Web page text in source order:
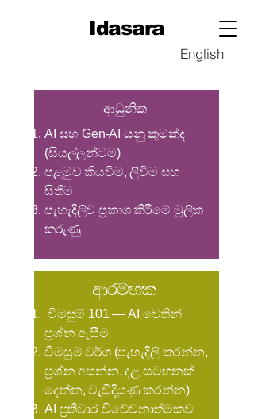
Idasara
English
ආධුනික ​
AI සහ Gen-AI යනු කුමක්ද
(සියල්ලන්ටම)
පළමුව කියවීම, ලිවීම සහ
සිතීම
පැහැදිලිව ප්‍රකාශ කිරීමේ මූලික
කරුණු
ආරම්භක
විමසුම් 101 — AI වෙතින්
ප්‍රශ්න ඇසීම
විමසුම් වර්ග (පැහැදිලි කරන්න,
ප්‍රශ්න අසන්න, දළ සටහනක්
දෙන්න, වැඩිදියුණු කරන්න)
AI ප්‍රතිචාර විවේචනාත්මකව